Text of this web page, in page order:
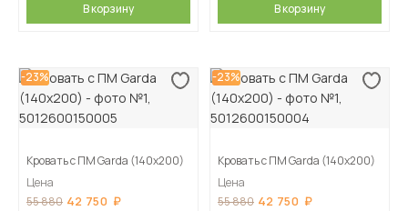
В корзину В корзину
-23%
Кровать с ПМ Garda (140х200)
Цена
55 880 42 750
-23%
Кровать с ПМ Garda (140х200)
Цена
55 880 42 750